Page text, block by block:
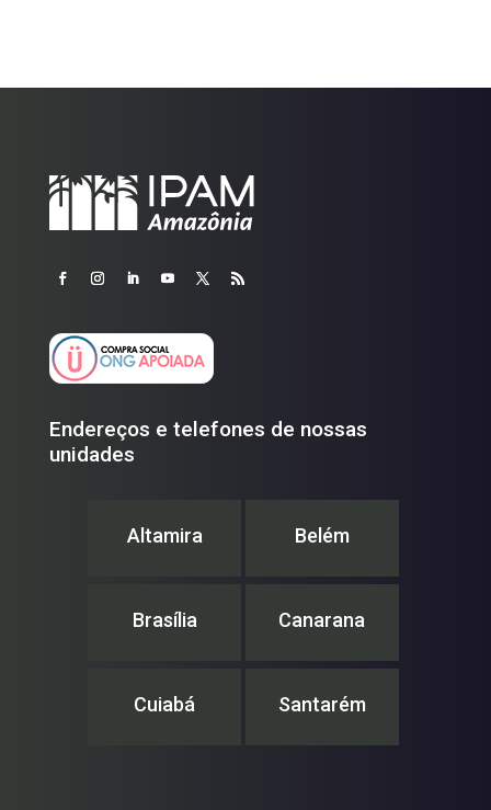
Endereços e telefones de nossas
unidades
Altamira Belém
Brasília Canarana
Cuiabá Santarém